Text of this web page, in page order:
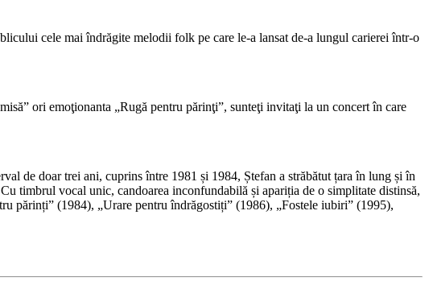
cele mai îndrăgite melodii folk pe care le-a lansat de-a lungul carierei într-o
ori emoţionanta „Rugă pentru părinţi”, sunteţi invitaţi la un concert în care
de doar trei ani, cuprins între 1981 și 1984, Ștefan a străbătut țara în lung și în
timbrul vocal unic, candoarea inconfundabilă și apariția de o simplitate distinsă,
părinți” (1984), „Urare pentru îndrăgostiți” (1986), „Fostele iubiri” (1995),